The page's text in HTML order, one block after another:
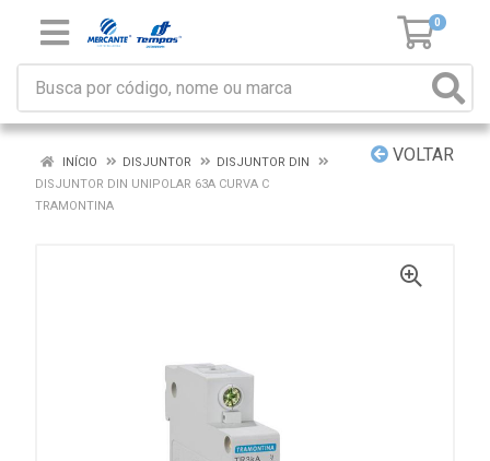
0
VOLTAR
INÍCIO DISJUNTOR
DISJUNTOR DIN
DISJUNTOR DIN UNIPOLAR 63A CURVA C
TRAMONTINA